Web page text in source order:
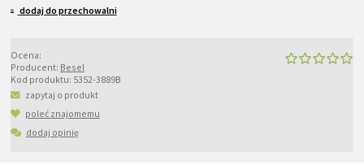
dodaj do przechowalni
Ocena:
Producent: Besel
Kod produktu: 5352-3889B
zapytaj o produkt
poleć znajomemu
dodaj opinię